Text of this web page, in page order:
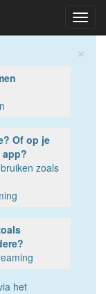
×
app?
zoals
het